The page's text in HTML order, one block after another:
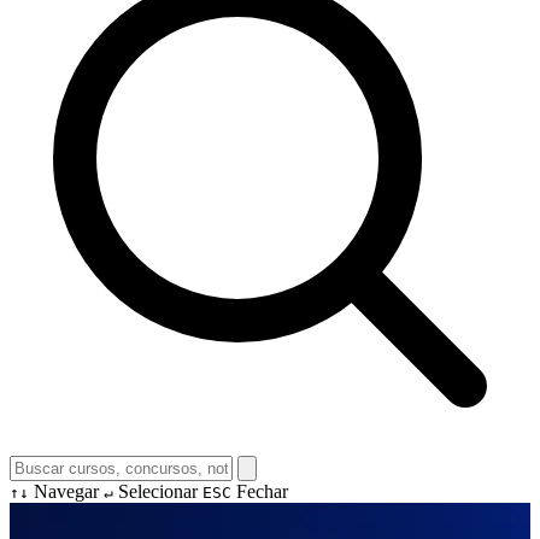
↑↓ Navegar ↵ Selecionar ESC Fechar